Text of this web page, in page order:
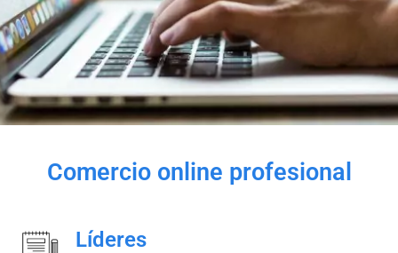
Comercio online profesional
Líderes